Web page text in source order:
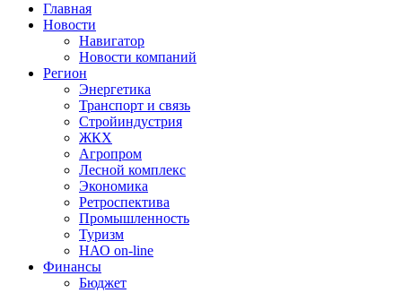
Главная
Новости
Навигатор
Новости компаний
Регион
Энергетика
Транспорт и связь
Стройиндустрия
ЖКХ
Агропром
Лесной комплекс
Экономика
Ретроспектива
Промышленность
Туризм
НАО on-line
Финансы
Бюджет